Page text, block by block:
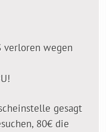
verloren wegen
gesagt
80€ die